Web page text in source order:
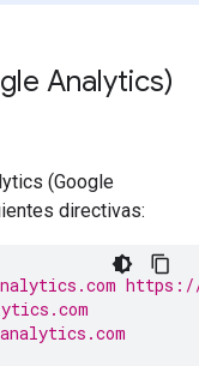
Analytics)
(Google
directivas: